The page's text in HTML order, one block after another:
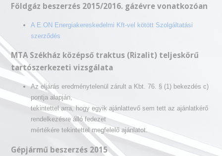
Földgáz beszerzés 2015/2016. gázévre vonatkozóan
A E.ON Energiakereskedelmi Kft-vel kötött Szolgáltatási
szerződés
MTA Székház középső traktus (Rizalit) teljeskörű
tartószerkezeti vizsgálata
Az eljárás eredménytelenül zárult a Kbt. 76. § (1) bekezdés c)
pontja alapján,
tekintettel arra, hogy egyik ajánlattevő sem tett az ajánlatkérő
rendelkezésre álló fedezet
mértékére tekintettel megfelelő ajánlatot.
Gépjármű beszerzés 2015